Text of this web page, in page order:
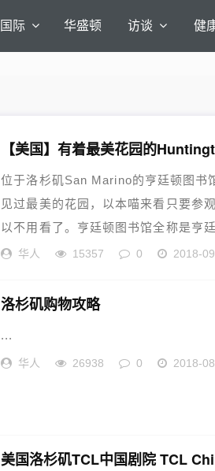
国际 华盛顿 访谈 健
【美国】有着最美花园的
位于洛杉矶San Marino的亨廷顿图
见过最美的花园，以本喵来看只要参
以不用看了。亨廷顿图书馆全称是亨
华人 15357 0 2018-
洛杉矶购物攻略
...
华人 26938 0 2018-
美国洛杉矶TCL中国剧院 TCL